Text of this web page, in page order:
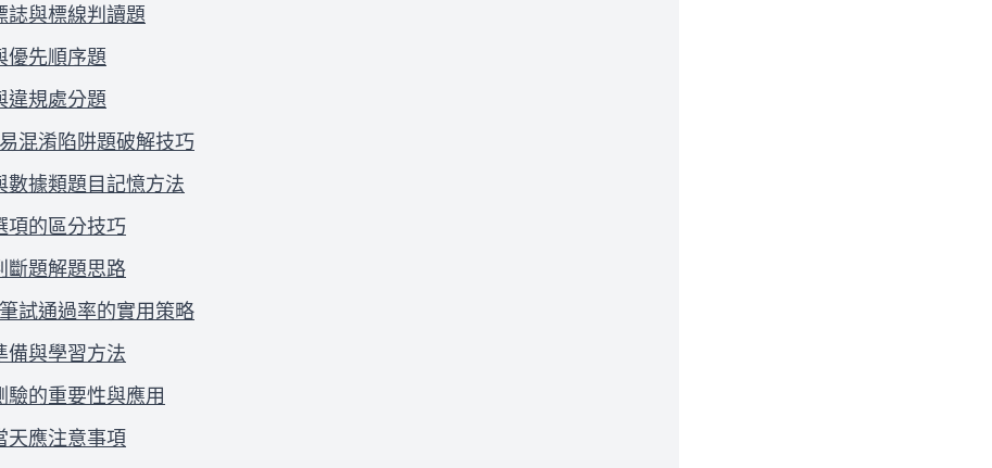
誌與標線判讀題
優先順序題
違規處分題
混淆陷阱題破解技巧
數據類題目記憶方法
項的區分技巧
斷題解題思路
試通過率的實用策略
備與學習方法
驗的重要性與應用
天應注意事項